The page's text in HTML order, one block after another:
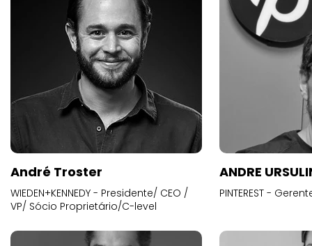
André Troster
WIEDEN+KENNEDY - Presidente/ CEO /
VP/ Sócio Proprietário/C-level
ANDRE
PINTEREST -